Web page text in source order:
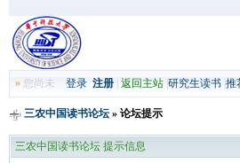
»您尚未 登录 注册| 返回主站| 研究生读书| 推
三农中国读书论坛» 论坛提示
三农中国读书论坛 提示信息